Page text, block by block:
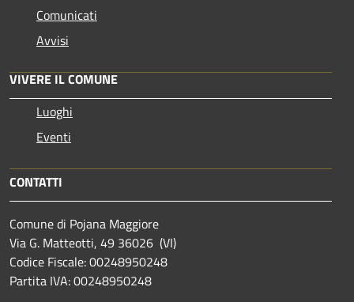
Comunicati
Avvisi
VIVERE IL COMUNE
Luoghi
Eventi
CONTATTI
Comune di Pojana Maggiore
Via G. Matteotti, 49 36026 (VI)
Codice Fiscale: 00248950248
Partita IVA: 00248950248